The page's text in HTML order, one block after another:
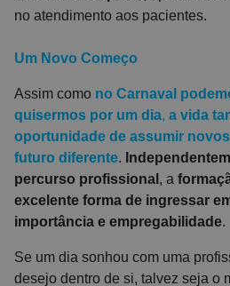
no atendimento aos pacientes.
Um Novo Começo
Assim como no Carnaval
quisermos por um dia, a vida
oportunidade de assumir
futuro diferente.
percurso profissional , a
excelente forma de ingressar
importância e empregabilidade.
Se um dia sonhou com uma
desejo dentro de si, talvez seja o